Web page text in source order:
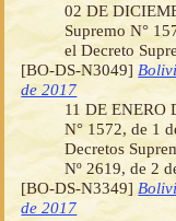
02 DE
Supremo N°
el Decreto
[BO-DS-N3049]
de 2017
11 DE ENERO
N° 1572, de 1
Decretos
Nº 2619, de 2
[BO-DS-N3349]
de 2017